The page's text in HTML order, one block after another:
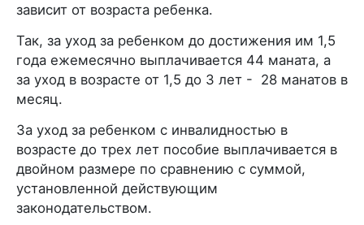
зависит от возраста ребенка.
Так, за уход за ребенком до достижения им 1,5
года ежемесячно выплачивается 44 маната, а
за уход в возрасте от 1,5 до 3 лет - 28 манатов в
месяц.
За уход за ребенком с инвалидностью в
возрасте до трех лет пособие выплачивается в
двойном размере по сравнению с суммой,
установленной действующим
законодательством.